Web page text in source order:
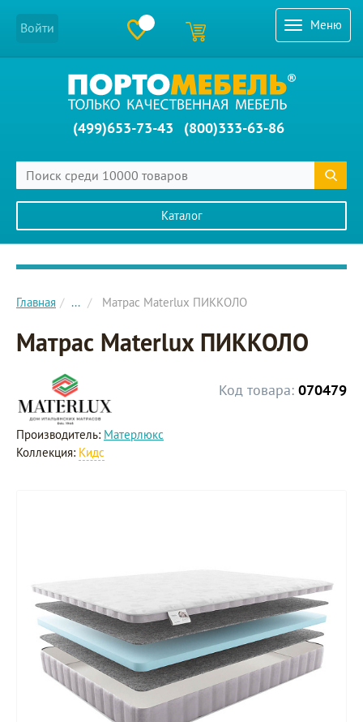
Меню
Войти
(499)653-73-43 (800)333-63-86
Каталог
Главное меню сайта
Главная ... Матрас Materlux ПИККОЛО
Матрас Materlux ПИККОЛО
Код товара: 070479
Производитель: Матерлюкс
Коллекция: Кидс